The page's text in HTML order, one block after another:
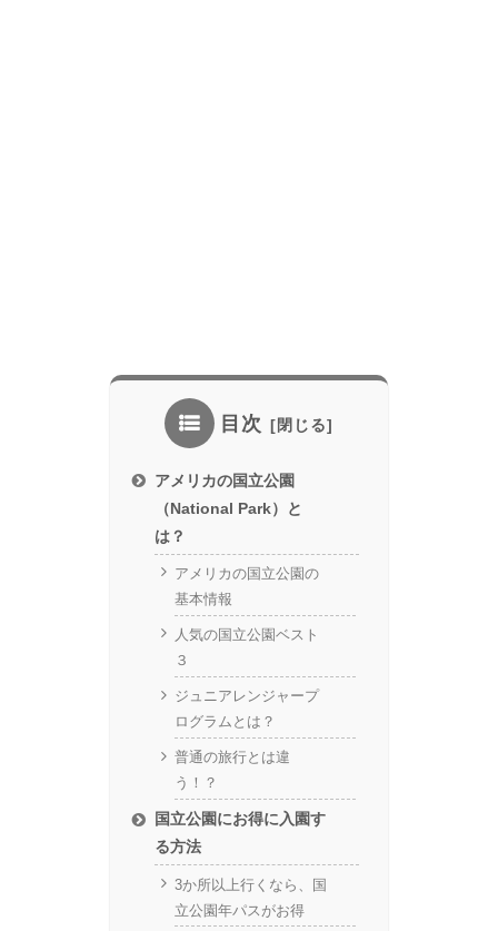
目次
アメリカの国立公園
（National Park）と
は？
アメリカの国立公園の
基本情報
人気の国立公園ベスト
３
ジュニアレンジャープ
ログラムとは？
普通の旅行とは違
う！？
国立公園にお得に入園す
る方法
3か所以上行くなら、国
立公園年パスがお得